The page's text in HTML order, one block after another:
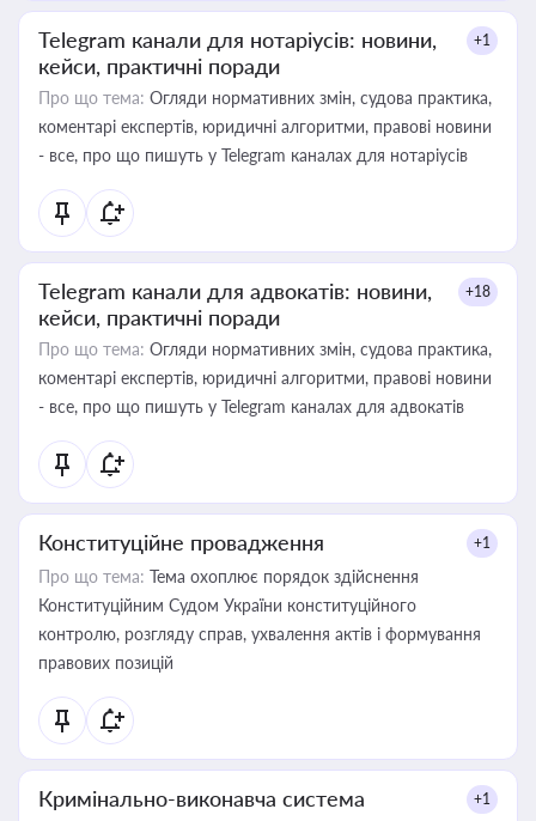
Telegram канали для нотаріусів: новини,
кейси, практичні поради
+1
Про що тема: Огляди нормативних змін, судова практика,
коментарі експертів, юридичні алгоритми, правові новини
- все, про що пишуть у Telegram каналах для нотаріусів
Telegram канали для адвокатів: новини,
кейси, практичні поради
+18
Про що тема: Огляди нормативних змін, судова практика,
коментарі експертів, юридичні алгоритми, правові новини
- все, про що пишуть у Telegram каналах для адвокатів
Конституційне провадження +1
Про що тема: Тема охоплює порядок здійснення
Конституційним Судом України конституційного
контролю, розгляду справ, ухвалення актів і формування
правових позицій
Кримінально-виконавча система +1